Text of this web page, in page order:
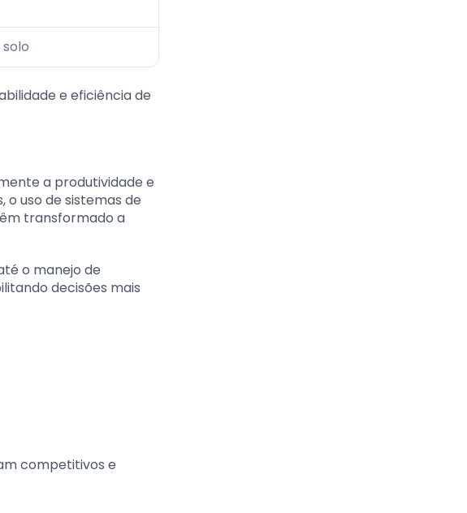
e eficiência de
a produtividade e
uso de sistemas de
transformado a
o manejo de
decisões mais
competitivos e